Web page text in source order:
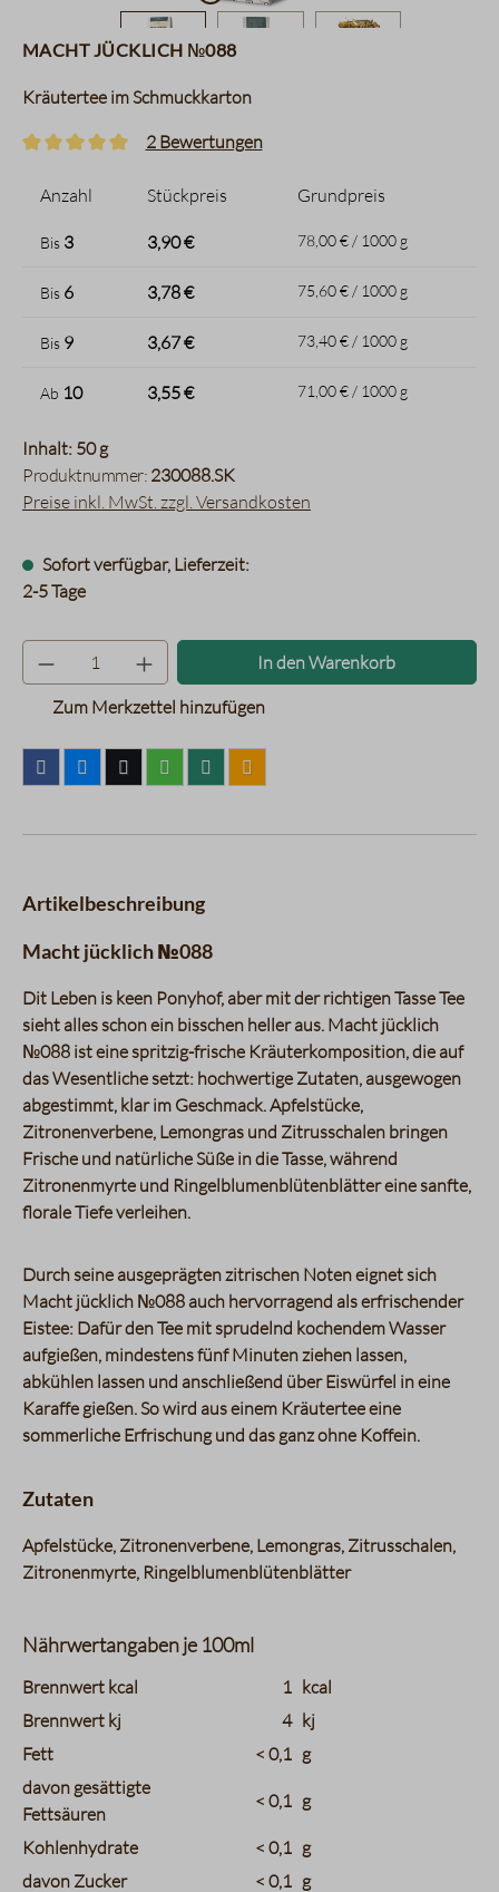
Macht jücklich №088
Kräutertee im Schmuckkarton
2 Bewertungen
Anzahl Stückpreis Grundpreis
Bis 3 3,90 € 78,00 € / 1000 g
Bis 6 3,78 € 75,60 € / 1000 g
Bis 9 3,67 € 73,40 € / 1000 g
Ab 10 3,55 € 71,00 € / 1000 g
Inhalt: 50 g
Produktnummer: 230088.SK
Preise inkl. MwSt. zzgl. Versandkosten
Sofort verfügbar, Lieferzeit:
2-5 Tage
Produkt Anzahl: Gib den
In den Warenkorb
Zum Merkzettel hinzufügen
Artikelbeschreibung
Macht jücklich №088
Dit Leben is keen Ponyhof, aber mit der richtigen Tasse Tee
sieht alles schon ein bisschen heller aus. Macht jücklich
№088 ist eine spritzig-frische Kräuterkomposition, die auf
das Wesentliche setzt: hochwertige Zutaten, ausgewogen
abgestimmt, klar im Geschmack. Apfelstücke,
Zitronenverbene, Lemongras und Zitrusschalen bringen
Frische und natürliche Süße in die Tasse, während
Zitronenmyrte und Ringelblumenblütenblätter eine sanfte,
florale Tiefe verleihen.
Durch seine ausgeprägten zitrischen Noten eignet sich
Macht jücklich №088 auch hervorragend als erfrischender
Eistee: Dafür den Tee mit sprudelnd kochendem Wasser
aufgießen, mindestens fünf Minuten ziehen lassen,
abkühlen lassen und anschließend über Eiswürfel in eine
Karaffe gießen. So wird aus einem Kräutertee eine
sommerliche Erfrischung und das ganz ohne Koffein.
Zutaten
Apfelstücke, Zitronenverbene, Lemongras, Zitrusschalen,
Zitronenmyrte, Ringelblumenblütenblätter
Nährwertangaben je 100ml
charts.nutritions.header_name charts.nutritions.header_value
Brennwert kcal 1 kcal
Brennwert kj
4 kj
Fett
< 0,1 g
davon gesättigte
Fettsäuren
< 0,1 g
Kohlenhydrate < 0,1 g
davon Zucker
< 0,1 g